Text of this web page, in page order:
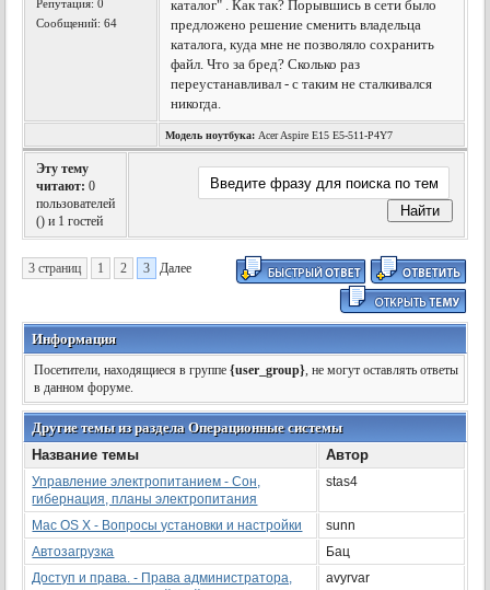
Репутация:0
Сообщений: 64
каталог" . Как так? Порывшись в сети было
предложено решение сменить владельца
каталога, куда мне не позволяло сохранить
файл. Что за бред? Сколько раз
переустанавливал - с таким не сталкивался
никогда.
Модель ноутбука: Acer Aspire E15 E5-511-P4Y7
Эту тему
читают: 0
пользователей
() и 1 гостей
3 страниц 1 2 3 Далее
Информация
Посетители, находящиеся в группе{user_group}, не могут оставлять ответы
в данном форуме.
Другие темы из раздела Операционные системы
Название темы
Автор
Управление электропитанием - Сон,
гибернация, планы электропитания
stas4
Mac OS X - Вопросы установки и настройки
sunn
Автозагрузка
Бац
Доступ и права. - Права администратора,
avyrvar